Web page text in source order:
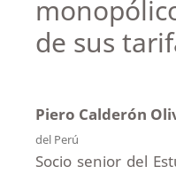
de sus
Piero Calderón
del Perú
Socio senior del